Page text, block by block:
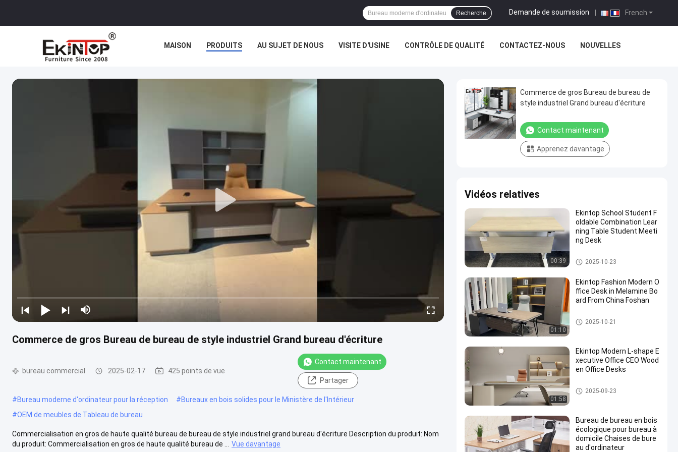
French
Demande de soumission
Recherche
MAISON PRODUITS AU SUJET DE NOUS VISITE D'USINE CONTRÔLE DE QUALITÉ CONTACTEZ-NOUS NOUVELLES
Commerce de gros Bureau de bureau de style industriel Grand bureau d'écriture
bureau commercial 2025-02-17 425 points de vue
Contact maintenant
Partager
#Bureau moderne d'ordinateur pour la réception #Bureaux en bois solides pour le Ministère de l'Intérieur
#OEM de meubles de Tableau de bureau
Commercialisation en gros de haute qualité bureau de bureau de style industriel grand bureau d'écriture Description du produit: Nom
du produit: Commercialisation en gros de haute qualité bureau de ...
Vue davantage
Commerce de gros Bureau de bureau de
style industriel Grand bureau d'écriture
Contact maintenant
Apprenez davantage
Vidéos relatives
00:39
Ekintop School Student F
oldable Combination Lear
ning Table Student Meeti
ng Desk
bureau commercial
2025-10-23
01:10
Ekintop Fashion Modern O
ffice Desk in Melamine Bo
ard From China Foshan
bureau commercial
2025-10-21
01:58
Ekintop Modern L-shape E
xecutive Office CEO Wood
en Office Desks
bureau commercial
2025-09-23
Bureau de bureau en bois
écologique pour bureau à
domicile Chaises de bure
au d'ordinateur